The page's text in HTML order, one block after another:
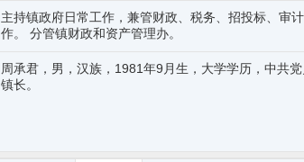
主持镇政府日常工作，兼管财政、税务、招投标、审
作。 分管镇财政和资产管理办。
周承君，男，汉族，1981年9月生，大学学历，中共党
镇长。